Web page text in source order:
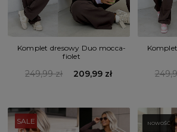
Komplet dresowy Duo mocca-
fiolet
249,99 zł 209,99 zł
SALE NOWOŚĆ